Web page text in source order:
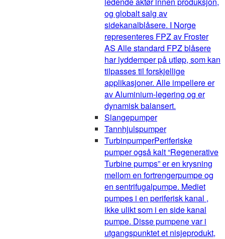
og globalt salg av
sidekanalblåsere. I Norge
representeres FPZ av Froster
AS Alle standard FPZ blåsere
har lyddemper på utløp, som kan
tilpasses til forskjellige
applikasjoner. Alle impellere er
av Aluminium-legering og er
dynamisk balansert.
Slangepumper
Tannhjulspumper
TurbinpumperPeriferiske
pumper også kalt “Regenerative
Turbine pumps” er en krysning
mellom en fortrengerpumpe og
en sentrifugalpumpe. Mediet
pumpes i en periferisk kanal ,
ikke ulikt som i en side kanal
pumpe. Disse pumpene var i
utgangspunktet et nisjeprodukt,